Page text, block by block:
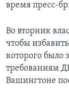
время пресс-
Во вторник
чтобы
которого
требованиям
Вашингтоне